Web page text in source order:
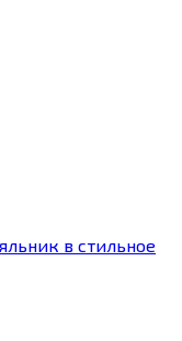
в стильное